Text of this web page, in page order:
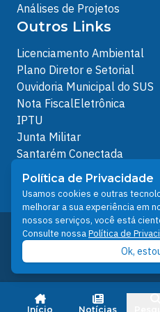
Início Notícias
Análises de Projetos
Outros Links
Licenciamento Ambiental
Plano Diretor e Setorial
Ouvidoria Municipal do SUS
Nota FiscalEletrônica
IPTU
Junta Militar
Santarém Conectada
Política de Privacidade
People illustrations by
Desenvolvido pelo
Tecnologia da
Prefeitura de Santarém ©
Política de Privacidade
Usamos cookies e outras
melhorar a sua experiência em
nossos serviços, você está
Consulte nossaPolítica de
Ok,